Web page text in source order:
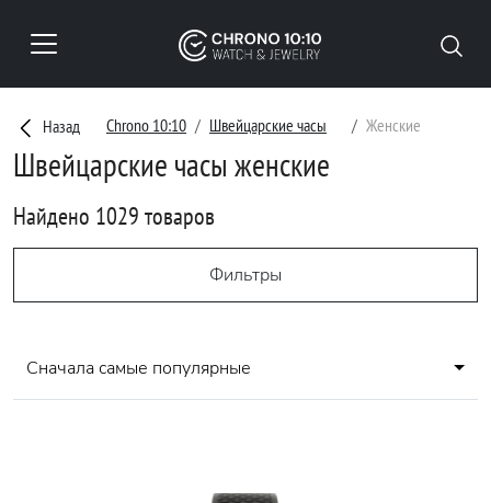
Назад Chrono 10:10 Швейцарские часы Женские
Швейцарские часы женские
Найдено 1029 товаров
Фильтры
Сначала самые популярные